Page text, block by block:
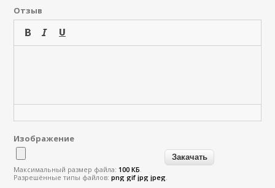
Отзыв
Изображение
Максимальный размер файла:100 КБ.
Разрешённые типы файлов:png gif jpg jpeg.